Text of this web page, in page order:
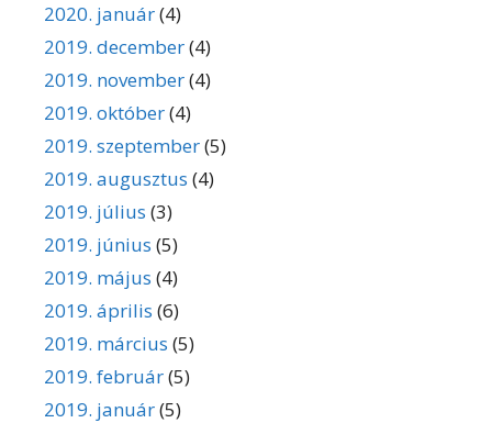
2020. január(4)
2019. december(4)
2019. november(4)
2019. október(4)
2019. szeptember(5)
2019. augusztus (4)
2019. július (3)
2019. június (5)
2019. május (4)
2019. április (6)
2019. március (5)
2019. február(5)
2019. január(5)